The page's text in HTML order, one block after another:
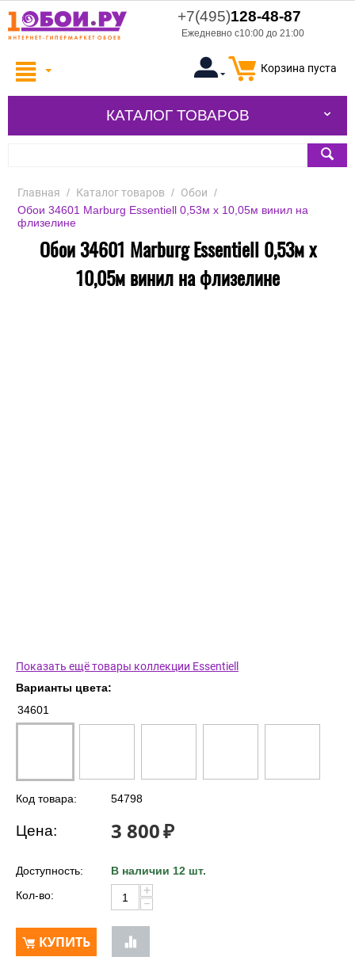
+7(495)128-48-87
Ежедневно с10:00 до 21:00
Корзина пуста
КАТАЛОГ ТОВАРОВ
Главная / Каталог товаров / Обои /
Обои 34601 Marburg Essentiell 0,53м х 10,05м винил на
флизелине
Обои 34601 Marburg Essentiell 0,53м х
10,05м винил на флизелине
Показать ещё товары коллекции Essentiell
Варианты цвета:
34601
Код товара: 54798
Цена: 3 800₽
Доступность:
В наличии 12 шт.
Кол-во:
+
−
КУПИТЬ